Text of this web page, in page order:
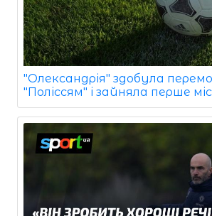
"Олександрія" здобула
"Поліссям" і зайняла перше